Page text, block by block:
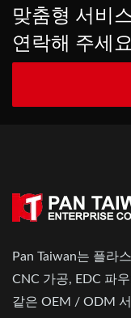
맞춤형 서비
연락해 주세
Pan Taiwan는 플라
CNC 가공, EDC 파
같은 OEM / ODM